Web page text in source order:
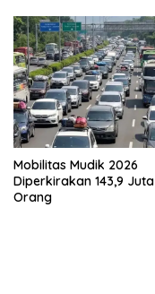
Mobilitas Mudik 2026
Diperkirakan 143,9 Juta
Orang